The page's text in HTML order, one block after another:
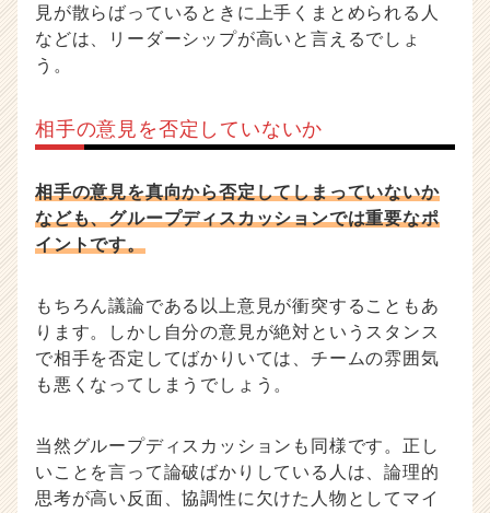
見が散らばっているときに上手くまとめられる人
などは、リーダーシップが高いと言えるでしょ
う。
相手の意見を否定していないか
相手の意見を真向から否定してしまっていないか
なども、グループディスカッションでは重要なポ
イントです。
もちろん議論である以上意見が衝突することもあ
ります。しかし自分の意見が絶対というスタンス
で相手を否定してばかりいては、チームの雰囲気
も悪くなってしまうでしょう。
当然グループディスカッションも同様です。正し
いことを言って論破ばかりしている人は、論理的
思考が高い反面、協調性に欠けた人物としてマイ